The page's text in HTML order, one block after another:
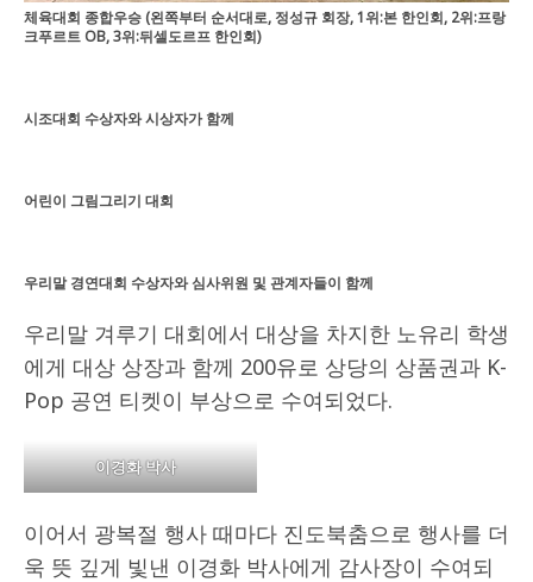
체육대회 종합우승 (왼쪽부터 순서대로, 정성규 회장, 1위:본 한인회, 2위:프랑
크푸르트 OB, 3위:뒤셀도르프 한인회)
시조대회 수상자와 시상자가 함께
어린이 그림그리기 대회
우리말 경연대회 수상자와 심사위원 및 관계자들이 함께
우리말 겨루기 대회에서 대상을 차지한 노유리 학생
에게 대상 상장과 함께 200유로 상당의 상품권과 K-
Pop 공연 티켓이 부상으로 수여되었다.
이경화 박사
이어서 광복절 행사 때마다 진도북춤으로 행사를 더
욱 뜻 깊게 빛낸 이경화 박사에게 감사장이 수여되